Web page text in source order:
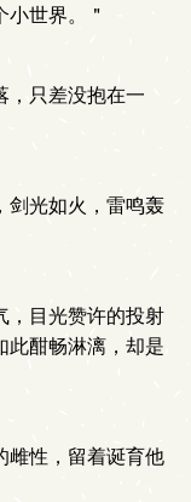
世界。＂
只差没抱在一
光如火，雷鸣轰
目光赞许的投射
此酣畅淋漓，却是
性，留着诞育他